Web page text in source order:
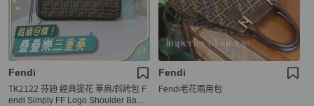
Fendi
TK2122 芬廸 經典提花 單肩/斜誇包 F
endi Simply FF Logo Shoulder Bag J
Fendi
Fendi老花兩用包